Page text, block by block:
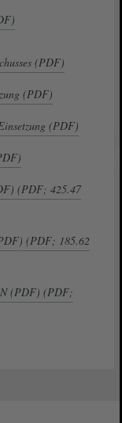
(PDF)
(PDF)
(PDF)
(PDF; 425.47
(PDF; 185.62
(PDF) (PDF;